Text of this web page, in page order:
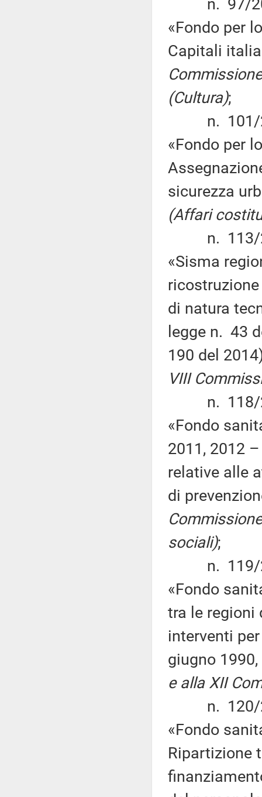
n. 97/
«Fondo per
Capitali
(Cultura);
n. 101/
«Fondo per
sicurezza
(Affari
n. 113/
«Sisma
di natura
legge n. 43
190 del
VIII
n. 118/
«Fondo
2011, 2012
relative alle
di
sociali);
n. 119/
«Fondo
tra le regioni
interventi
giugno
e alla XII
n. 120/
«Fondo
Ripartizione